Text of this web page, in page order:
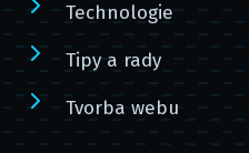
Technologie
Tipy a rady
Tvorba webu